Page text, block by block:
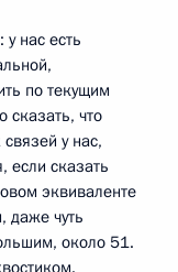
нас есть
по текущим
сказать, что
у нас,
если сказать
эквиваленте
даже чуть
около 51.